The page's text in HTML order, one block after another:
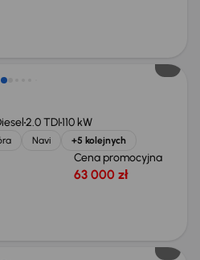
2.0 TDI110 kW
Navi +5 kolejnych
Cena promocyjna
63 000 zł